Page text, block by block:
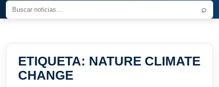
⌕
ETIQUETA: NATURE CLIMATE
CHANGE